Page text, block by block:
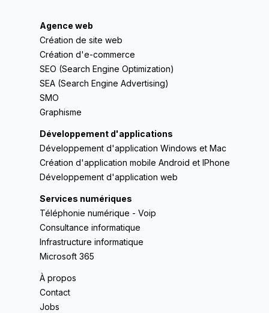
Agence web
Création de site web
Création d'e-commerce
SEO (Search Engine Optimization)
SEA (Search Engine Advertising)
SMO
Graphisme
Développement d'applications
Développement d'application Windows et Mac
Création d'application mobile Android et IPhone
Développement d'application web
Services numériques
Téléphonie numérique - Voip
Consultance informatique
Infrastructure informatique
Microsoft 365
À propos
Contact
Jobs